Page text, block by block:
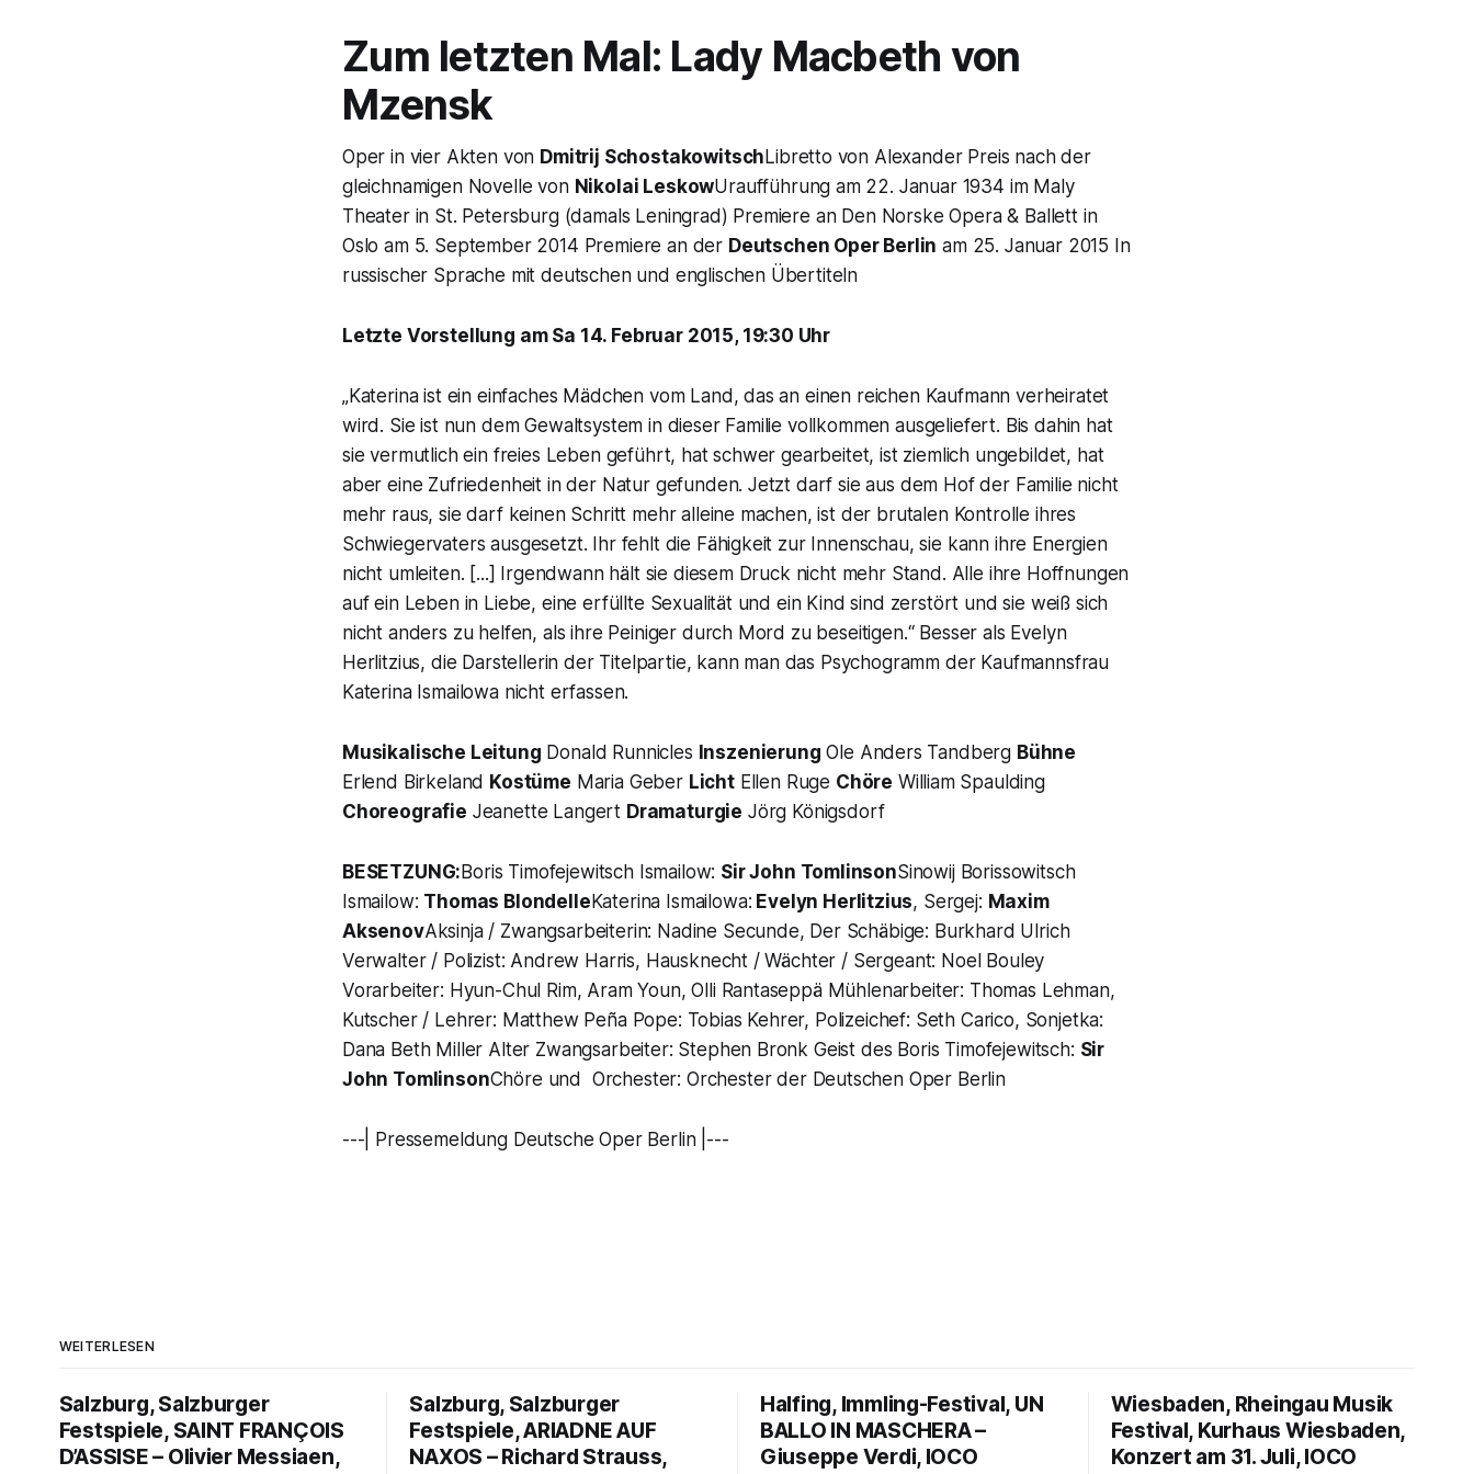
Zum letzten Mal: Lady Macbeth von
Mzensk
Oper in vier Akten von Dmitrij SchostakowitschLibretto von Alexander Preis nach der
gleichnamigen Novelle von Nikolai LeskowUraufführung am 22. Januar 1934 im Maly
Theater in St. Petersburg (damals Leningrad) Premiere an Den Norske Opera & Ballett in
Oslo am 5. September 2014 Premiere an der Deutschen Oper Berlin am 25. Januar 2015 In
russischer Sprache mit deutschen und englischen Übertiteln
Letzte Vorstellung am Sa 14. Februar 2015, 19:30 Uhr
„Katerina ist ein einfaches Mädchen vom Land, das an einen reichen Kaufmann verheiratet
wird. Sie ist nun dem Gewaltsystem in dieser Familie vollkommen ausgeliefert. Bis dahin hat
sie vermutlich ein freies Leben geführt, hat schwer gearbeitet, ist ziemlich ungebildet, hat
aber eine Zufriedenheit in der Natur gefunden. Jetzt darf sie aus dem Hof der Familie nicht
mehr raus, sie darf keinen Schritt mehr alleine machen, ist der brutalen Kontrolle ihres
Schwiegervaters ausgesetzt. Ihr fehlt die Fähigkeit zur Innenschau, sie kann ihre Energien
nicht umleiten. [...] Irgendwann hält sie diesem Druck nicht mehr Stand. Alle ihre Hoffnungen
auf ein Leben in Liebe, eine erfüllte Sexualität und ein Kind sind zerstört und sie weiß sich
nicht anders zu helfen, als ihre Peiniger durch Mord zu beseitigen.“Besser als Evelyn
Herlitzius, die Darstellerin der Titelpartie, kann man das Psychogramm der Kaufmannsfrau
Katerina Ismailowa nicht erfassen.
Musikalische Leitung Donald Runnicles Inszenierung Ole Anders Tandberg Bühne
Erlend Birkeland Kostüme Maria Geber LichtEllen Ruge Chöre William Spaulding
Choreografie Jeanette Langert Dramaturgie Jörg Königsdorf
BESETZUNG:Boris Timofejewitsch Ismailow: Sir John TomlinsonSinowij Borissowitsch
Ismailow: Thomas BlondelleKaterina Ismailowa: Evelyn Herlitzius, Sergej: Maxim
AksenovAksinja / Zwangsarbeiterin: Nadine Secunde, Der Schäbige: Burkhard Ulrich
Verwalter / Polizist: Andrew Harris, Hausknecht / Wächter / Sergeant: Noel Bouley
Vorarbeiter: Hyun-Chul Rim, Aram Youn, Olli Rantaseppä Mühlenarbeiter: Thomas Lehman,
Kutscher / Lehrer: Matthew Peña Pope: Tobias Kehrer, Polizeichef: Seth Carico, Sonjetka:
Dana Beth Miller Alter Zwangsarbeiter: Stephen Bronk Geist des Boris Timofejewitsch: Sir
John TomlinsonChöre und Orchester: Orchester der Deutschen Oper Berlin
---| Pressemeldung Deutsche Oper Berlin |---
WEITERLESEN
Salzburg, Salzburger
Festspiele, SAINT FRANÇOIS
D’ASSISE – Olivier Messiaen,
Salzburg, Salzburger
Festspiele, ARIADNE AUF
NAXOS – Richard Strauss,
Halfing, Immling-Festival, UN
BALLO IN MASCHERA –
Giuseppe Verdi, IOCO
Wiesbaden, Rheingau Musik
Festival, Kurhaus Wiesbaden,
Konzert am 31. Juli, IOCO